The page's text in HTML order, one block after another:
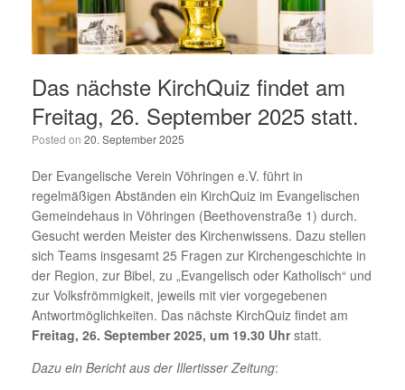
Das nächste KirchQuiz findet am
Freitag, 26. September 2025 statt.
Posted on 20. September 2025
Der Evangelische Verein Vöhringen e.V. führt in
regelmäßigen Abständen ein KirchQuiz im Evangelischen
Gemeindehaus in Vöhringen (Beethovenstraße 1) durch.
Gesucht werden Meister des Kirchenwissens. Dazu stellen
sich Teams insgesamt 25 Fragen zur Kirchengeschichte in
der Region, zur Bibel, zu „Evangelisch oder Katholisch“ und
zur Volksfrömmigkeit, jeweils mit vier vorgegebenen
Antwortmöglichkeiten. Das nächste KirchQuiz findet am
Freitag, 26. September 2025, um 19.30 Uhrstatt.
Dazu ein Bericht aus der Illertisser Zeitung: